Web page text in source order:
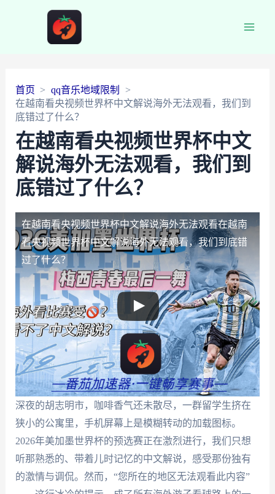
首页
qq音乐地域限制
在越南看央视频世界杯中文解说海外无法观看，我们到
底错过了什么？
在越南看央视频世界杯中文
解说海外无法观看，我们到
底错过了什么？
在越南看央视频世界杯中文解说海外无法观看在越南
看央视频世界杯中文解说海外无法观看，我们到底错
过了什么？
深夜的胡志明市，咖啡香气还未散尽，一群留学生挤在
狭小的公寓里，手机屏幕上是模糊转动的加载图标。
2026年美加墨世界杯的预选赛正在激烈进行，我们只想
听那熟悉的、带着儿时记忆的中文解说，感受那份独有
的激情与调侃。然而，“您所在的地区无法观看此内容”